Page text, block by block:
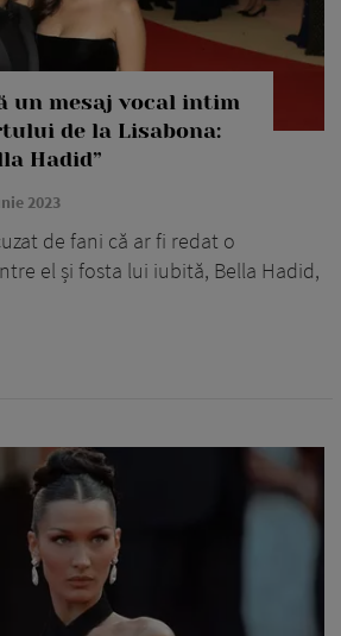
un mesaj vocal intim
de la Lisabona:
Hadid”
2023
de fani că ar fi redat o
el și fosta lui iubită, Bella Hadid,